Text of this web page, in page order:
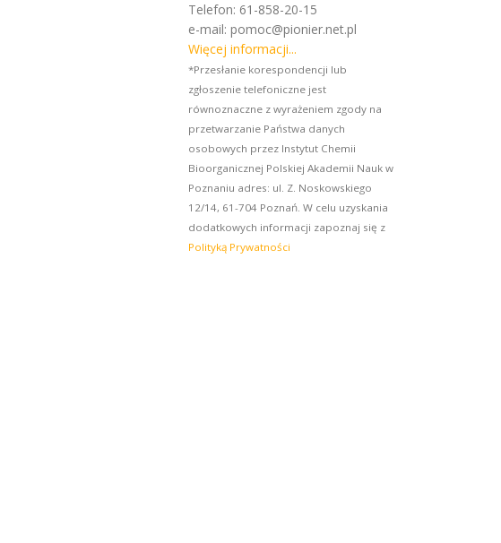
Telefon: 61-858-20-15
e-mail: pomoc@pionier.net.pl
Więcej informacji...
*Przesłanie korespondencji lub
zgłoszenie telefoniczne jest
równoznaczne z wyrażeniem zgody na
przetwarzanie Państwa danych
osobowych przez Instytut Chemii
Bioorganicznej Polskiej Akademii Nauk w
Poznaniu adres: ul. Z. Noskowskiego
12/14, 61-704 Poznań. W celu uzyskania
dodatkowych informacji zapoznaj się z
Polityką Prywatności